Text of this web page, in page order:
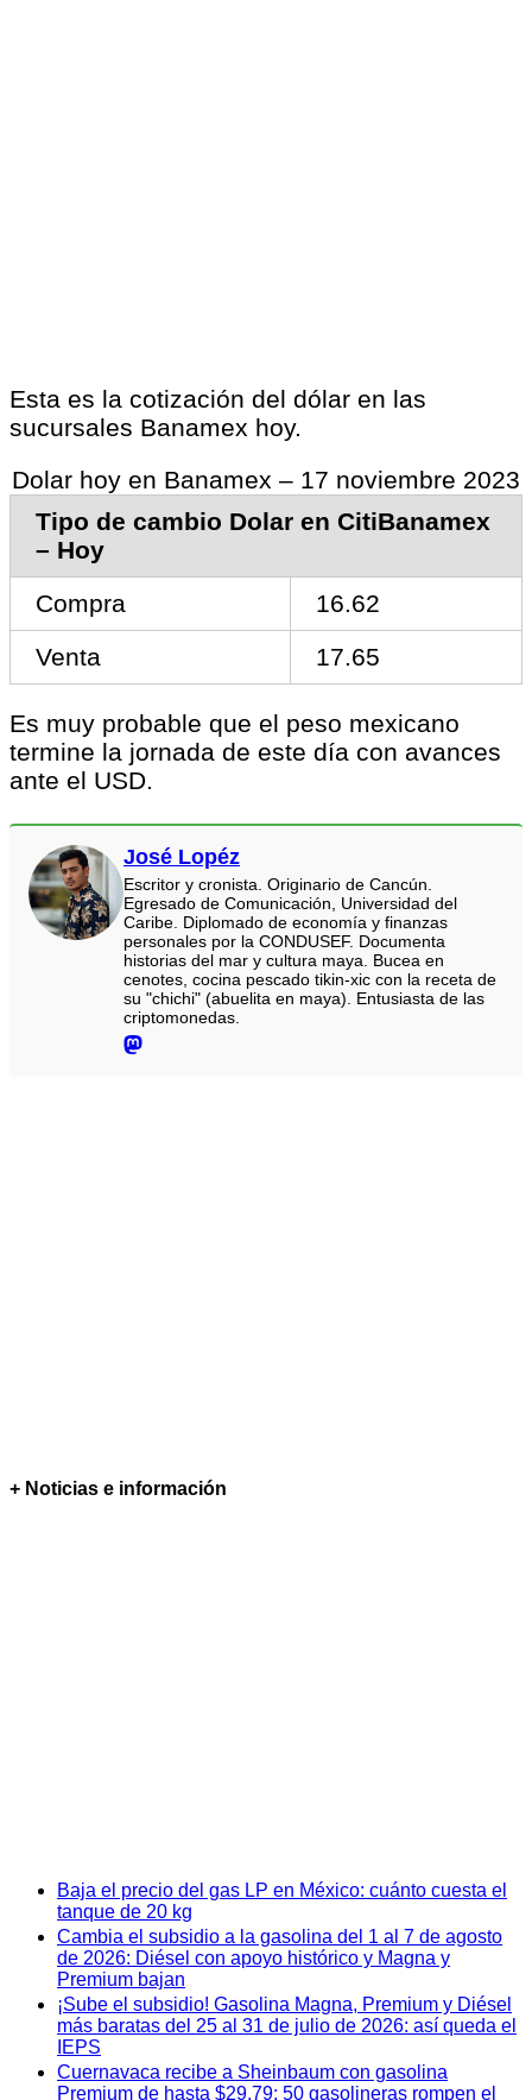
Esta es la cotización del dólar en las
sucursales Banamex hoy.
Dolar hoy en Banamex – 17 noviembre 2023
Tipo de cambio Dolar en CitiBanamex
– Hoy
Compra
16.62
Venta
17.65
Es muy probable que el peso mexicano
termine la jornada de este día con avances
ante el USD.
José Lopéz
Escritor y cronista. Originario de Cancún.
Egresado de Comunicación, Universidad del
Caribe. Diplomado de economía y finanzas
personales por la CONDUSEF. Documenta
historias del mar y cultura maya. Bucea en
cenotes, cocina pescado tikin-xic con la receta de
su "chichi" (abuelita en maya). Entusiasta de las
criptomonedas.
+ Noticias e información
Baja el precio del gas LP en México: cuánto cuesta el
tanque de 20 kg
Cambia el subsidio a la gasolina del 1 al 7 de agosto
de 2026: Diésel con apoyo histórico y Magna y
Premium bajan
¡Sube el subsidio! Gasolina Magna, Premium y Diésel
más baratas del 25 al 31 de julio de 2026: así queda el
IEPS
Cuernavaca recibe a Sheinbaum con gasolina
Premium de hasta $29.79: 50 gasolineras rompen el